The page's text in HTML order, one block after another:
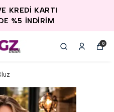
KREDİ KARTI
%5 İNDİRİM
0